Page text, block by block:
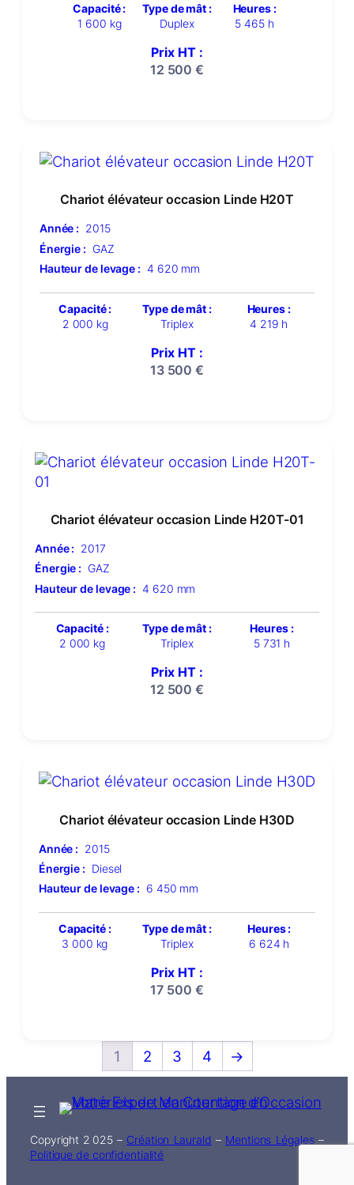
Capacité :
1 600 kg
Type de mât :
Duplex
Heures :
5 465 h
Prix HT :
12 500€
Chariot élévateur occasion Linde H20T
Année : 2015
Énergie : GAZ
Hauteur de levage : 4 620 mm
Capacité :
2 000 kg
Type de mât :
Triplex
Heures :
4 219 h
Prix HT :
13 500€
Chariot élévateur occasion Linde H20T-01
Année : 2017
Énergie : GAZ
Hauteur de levage : 4 620 mm
Capacité :
2 000 kg
Type de mât :
Triplex
Heures :
5 731 h
Prix HT :
12 500€
Chariot élévateur occasion Linde H30D
Année : 2015
Énergie : Diesel
Hauteur de levage : 6 450 mm
Capacité :
3 000 kg
Type de mât :
Triplex
Heures :
6 624 h
Prix HT :
17 500 €
1 2 3 4 →
Copyright 2 025 – Création Laurald – Mentions Légales–
Politique de confidentialité